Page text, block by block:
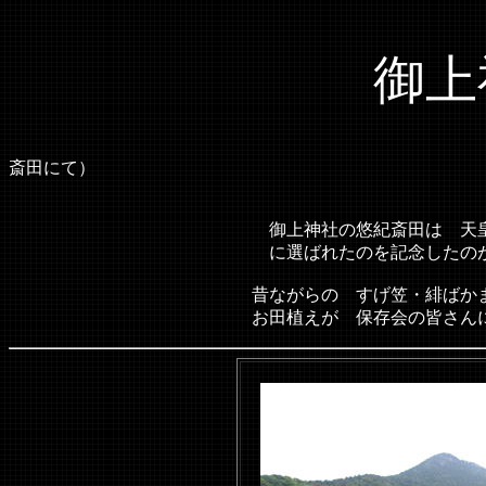
御上神社
斎田にて）
御上神社の悠紀斎田は 天皇即位の大嘗祭
に選ばれたのを記念したのが始
昔ながらの すげ笠・緋ばかま・手甲・脚絆
お田植えが 保存会の皆さんによっ